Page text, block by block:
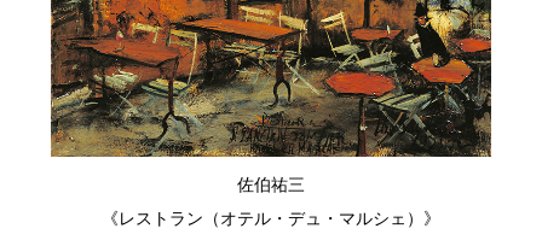
佐伯祐三
《レストラン（オテル・デュ・マルシェ）》